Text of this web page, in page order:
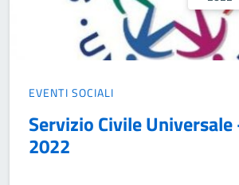
EVENTI SOCIALI
Servizio Civile Universale
2022